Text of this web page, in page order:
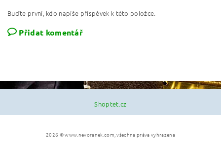
Buďte první, kdo napíše příspěvek k této položce.
Přidat komentář
Shoptet.cz
2026 © www.nevoranek.com, všechna práva vyhrazena